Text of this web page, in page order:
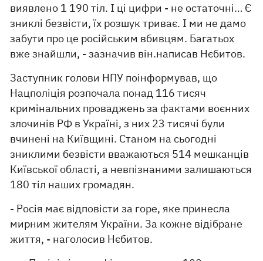
виявлено 1 190 тіл. І ці цифри - не остаточні… Є
зниклі безвісти, їх розшук триває. І ми не дамо
забути про це російським вбивцям. Багатьох
вже знайшли, - зазначив він.написав Нєбитов.
Заступник голови НПУ поінформував, що
Нацполіція розпочала понад 116 тисяч
кримінальних проваджень за фактами воєнних
злочинів РФ в Україні, з них 23 тисячі були
вчинені на Київщині. Станом на сьогодні
зниклими безвісти вважаються 514 мешканців
Київської області, а невпізнаними залишаються
180 тіл наших громадян.
- Росія має відповісти за горе, яке принесла
мирним жителям України. За кожне відібране
життя, - наголосив Нєбитов.